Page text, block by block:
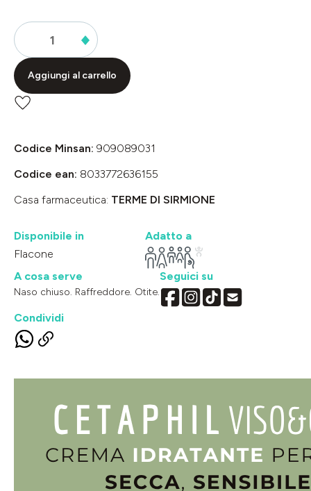
Aggiungi al carrello
Codice Minsan: 909089031
Codice ean: 8033772636155
Casa farmaceutica: TERME DI SIRMIONE
Disponibile in
Flacone
Adatto a
A cosa serve
Naso chiuso. Raffreddore. Otite.
Seguici su
Condividi